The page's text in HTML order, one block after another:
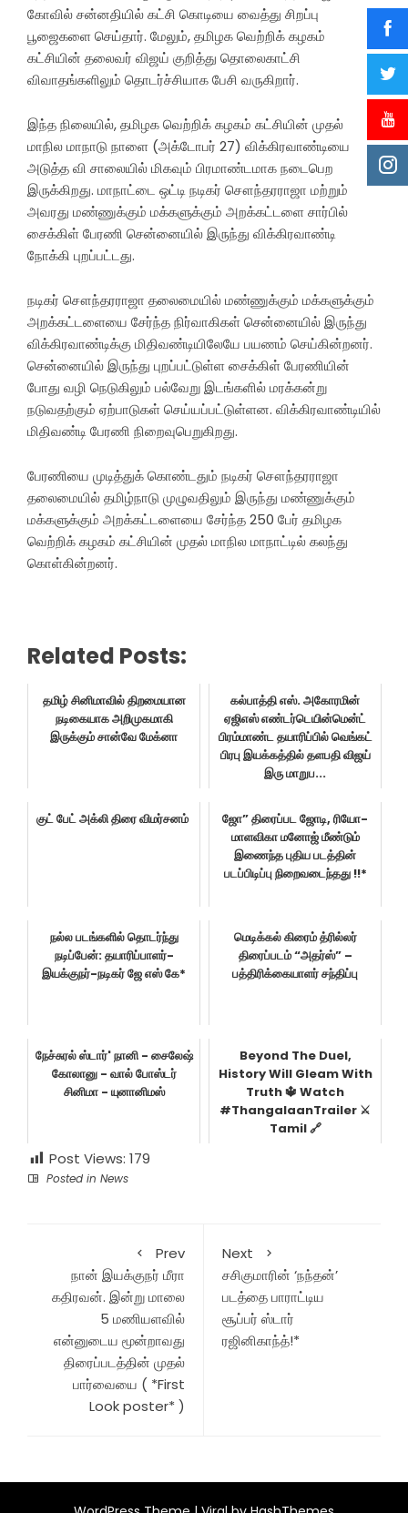
கோவில் சன்னதியில் கட்சி கொடியை வைத்து சிறப்பு
பூஜைகளை செய்தார். மேலும், தமிழக வெற்றிக் கழகம்
கட்சியின் தலைவர் விஜய் குறித்து தொலைகாட்சி
விவாதங்களிலும் தொடர்ச்சியாக பேசி வருகிறார்.
இந்த நிலையில், தமிழக வெற்றிக் கழகம் கட்சியின் முதல்
மாநில மாநாடு நாளை (அக்டோபர் 27) விக்கிரவாண்டியை
அடுத்த வி சாலையில் மிகவும் பிரமாண்டமாக நடைபெற
இருக்கிறது. மாநாட்டை ஒட்டி நடிகர் சௌந்தரராஜா மற்றும்
அவரது மண்ணுக்கும் மக்களுக்கும் அறக்கட்டளை சார்பில்
சைக்கிள் பேரணி சென்னையில் இருந்து விக்கிரவாண்டி
நோக்கி புறப்பட்டது.
நடிகர் சௌந்தரராஜா தலைமையில் மண்ணுக்கும் மக்களுக்கும்
அறக்கட்டளையை சேர்ந்த நிர்வாகிகள் சென்னையில் இருந்து
விக்கிரவாண்டிக்கு மிதிவண்டியிலேயே பயணம் செய்கின்றனர்.
சென்னையில் இருந்து புறப்பட்டுள்ள சைக்கிள் பேரணியின்
போது வழி நெடுகிலும் பல்வேறு இடங்களில் மரக்கன்று
நடுவதற்கும் ஏற்பாடுகள் செய்யப்பட்டுள்ளன. விக்கிரவாண்டியில்
மிதிவண்டி பேரணி நிறைவுபெறுகிறது.
பேரணியை முடித்துக் கொண்டதும் நடிகர் சௌந்தரராஜா
தலைமையில் தமிழ்நாடு முழுவதிலும் இருந்து மண்ணுக்கும்
மக்களுக்கும் அறக்கட்டளையை சேர்ந்த 250 பேர் தமிழக
வெற்றிக் கழகம் கட்சியின் முதல் மாநில மாநாட்டில் கலந்து
கொள்கின்றனர்.
Related Posts:
தமிழ் சினிமாவில் திறமையான
நடிகையாக அறிமுகமாகி
இருக்கும் சான்வே மேக்னா
கல்பாத்தி எஸ். அகோரமின்
ஏஜிஎஸ் எண்டர்டெயின்மென்ட்
பிரம்மாண்ட தயாரிப்பில் வெங்கட்
பிரபு இயக்கத்தில் தளபதி விஜய்
இரு மாறுப...
குட் பேட் அக்லி திரை விமர்சனம்
ஜோ” திரைப்பட ஜோடி, ரியோ-
மாளவிகா மனோஜ் மீண்டும்
இணைந்த புதிய படத்தின்
படப்பிடிப்பு நிறைவடைந்தது !!*
நல்ல படங்களில் தொடர்ந்து
நடிப்பேன்: தயாரிப்பாளர்-
இயக்குநர்-நடிகர் ஜே எஸ் கே*
மெடிக்கல் கிரைம் த்ரில்லர்
திரைப்படம் “அதர்ஸ்” –
பத்திரிக்கையாளர் சந்திப்பு
நேச்சுரல் ஸ்டார்' நானி - சைலேஷ்
கோலானு - வால் போஸ்டர்
சினிமா - யுனானிமஸ்
Beyond The Duel,
History Will Gleam With
Truth 🔱 Watch
#ThangalaanTrailer ⚔️
Tamil 🔗
Https://www.youtube.com/
Post Views: 179
Posted in News
Prev
நான் இயக்குநர் மீரா
கதிரவன். இன்று மாலை
5 மணியளவில்
என்னுடைய மூன்றாவது
திரைப்படத்தின் முதல்
பார்வையை ( *First
Look poster* )
Next
சசிகுமாரின் ‘நந்தன்’
படத்தை பாராட்டிய
சூப்பர் ஸ்டார்
ரஜினிகாந்த்!*